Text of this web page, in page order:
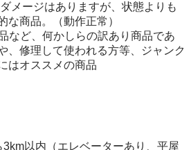
メージはありますが、状態よりも
な商品。（動作正常）
など、何かしらの訳あり商品であ
、修理して使われる方等、ジャンク
はオススメの商品
以内（エレベーターあり、平屋